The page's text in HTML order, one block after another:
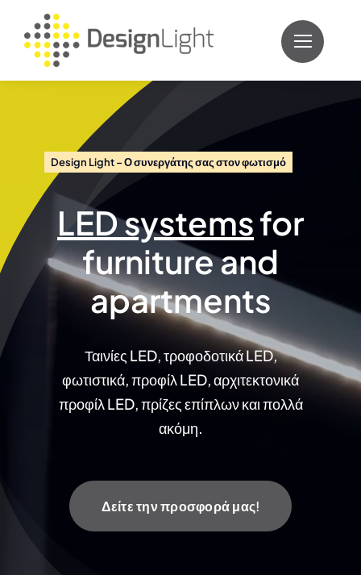
content
Design Light – Ο συνεργάτης σας στον φωτισμό
LED systemsfor
furniture and
apartments
Ταινίες LED, τροφοδοτικά LED,
φωτιστικά, προφίλ LED, αρχιτεκτονικά
προφίλ LED, πρίζες επίπλων και πολλά
ακόμη.
Δείτε την προσφορά μας!